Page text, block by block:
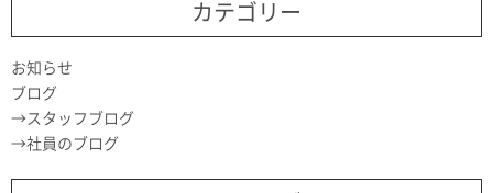
カテゴリー
お知らせ
ブログ
スタッフブログ
社員のブログ